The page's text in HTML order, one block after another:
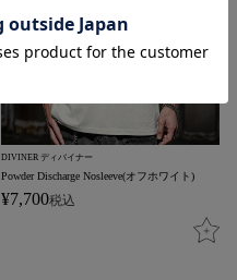
DIVINER ディバイナー
Powder Discharge Nosleeve(オフホワイト)
¥7,700税込